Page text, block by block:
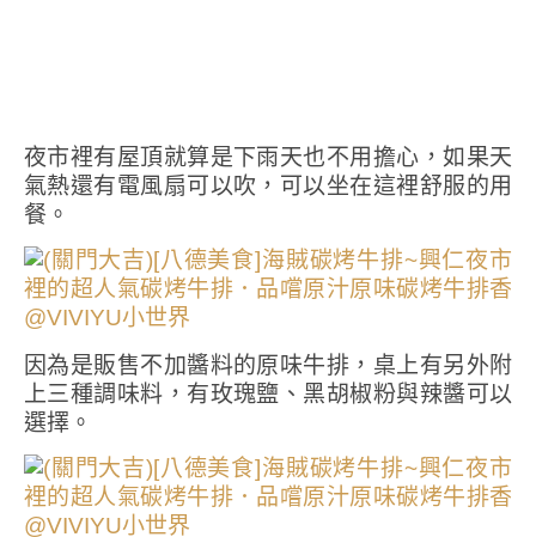
夜市裡有屋頂就算是下雨天也不用擔心，如果天
氣熱還有電風扇可以吹，可以坐在這裡舒服的用
餐。
因為是販售不加醬料的原味牛排，桌上有另外附
上三種調味料，有玫瑰鹽、黑胡椒粉與辣醬可以
選擇。